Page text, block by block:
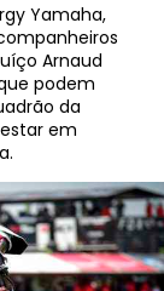
Yamaha,
Arnaud
podem
da
em